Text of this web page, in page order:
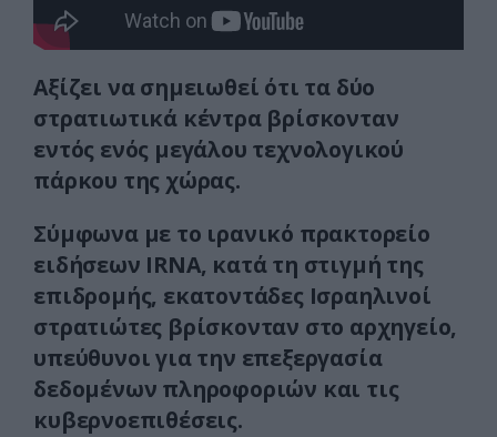
Αξίζει να σημειωθεί ότι τα δύο
στρατιωτικά κέντρα βρίσκονταν
εντός ενός μεγάλου τεχνολογικού
πάρκου της χώρας.
Σύμφωνα με το ιρανικό πρακτορείο
ειδήσεων IRNA, κατά τη στιγμή της
επιδρομής, εκατοντάδες Ισραηλινοί
στρατιώτες βρίσκονταν στο αρχηγείο,
υπεύθυνοι για την επεξεργασία
δεδομένων πληροφοριών και τις
κυβερνοεπιθέσεις.